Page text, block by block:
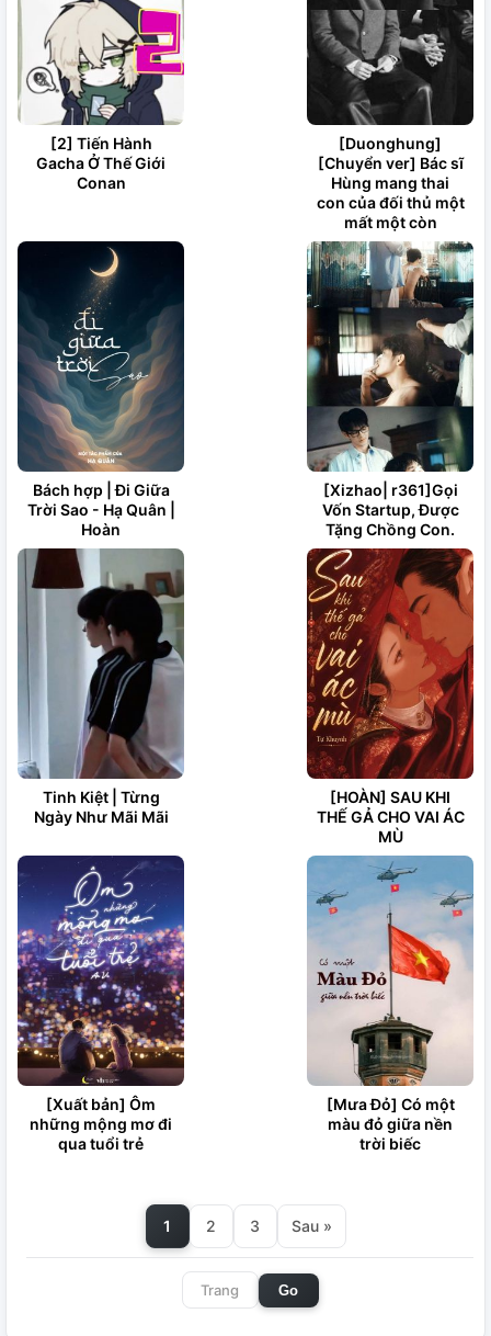
[2] Tiến Hành
Gacha Ở Thế Giới
Conan
[Duonghung]
[Chuyển ver] Bác sĩ
Hùng mang thai
con của đối thủ một
mất một còn
Bách hợp | Đi Giữa
Trời Sao - Hạ Quân |
Hoàn
[Xizhao| r361]Gọi
Vốn Startup, Được
Tặng Chồng Con.
Tinh Kiệt | Từng
Ngày Như Mãi Mãi
[HOÀN] SAU KHI
THẾ GẢ CHO VAI ÁC
MÙ
[Xuất bản] Ôm
những mộng mơ đi
qua tuổi trẻ
[Mưa Đỏ] Có một
màu đỏ giữa nền
trời biếc
1 2 3 Sau »
Go